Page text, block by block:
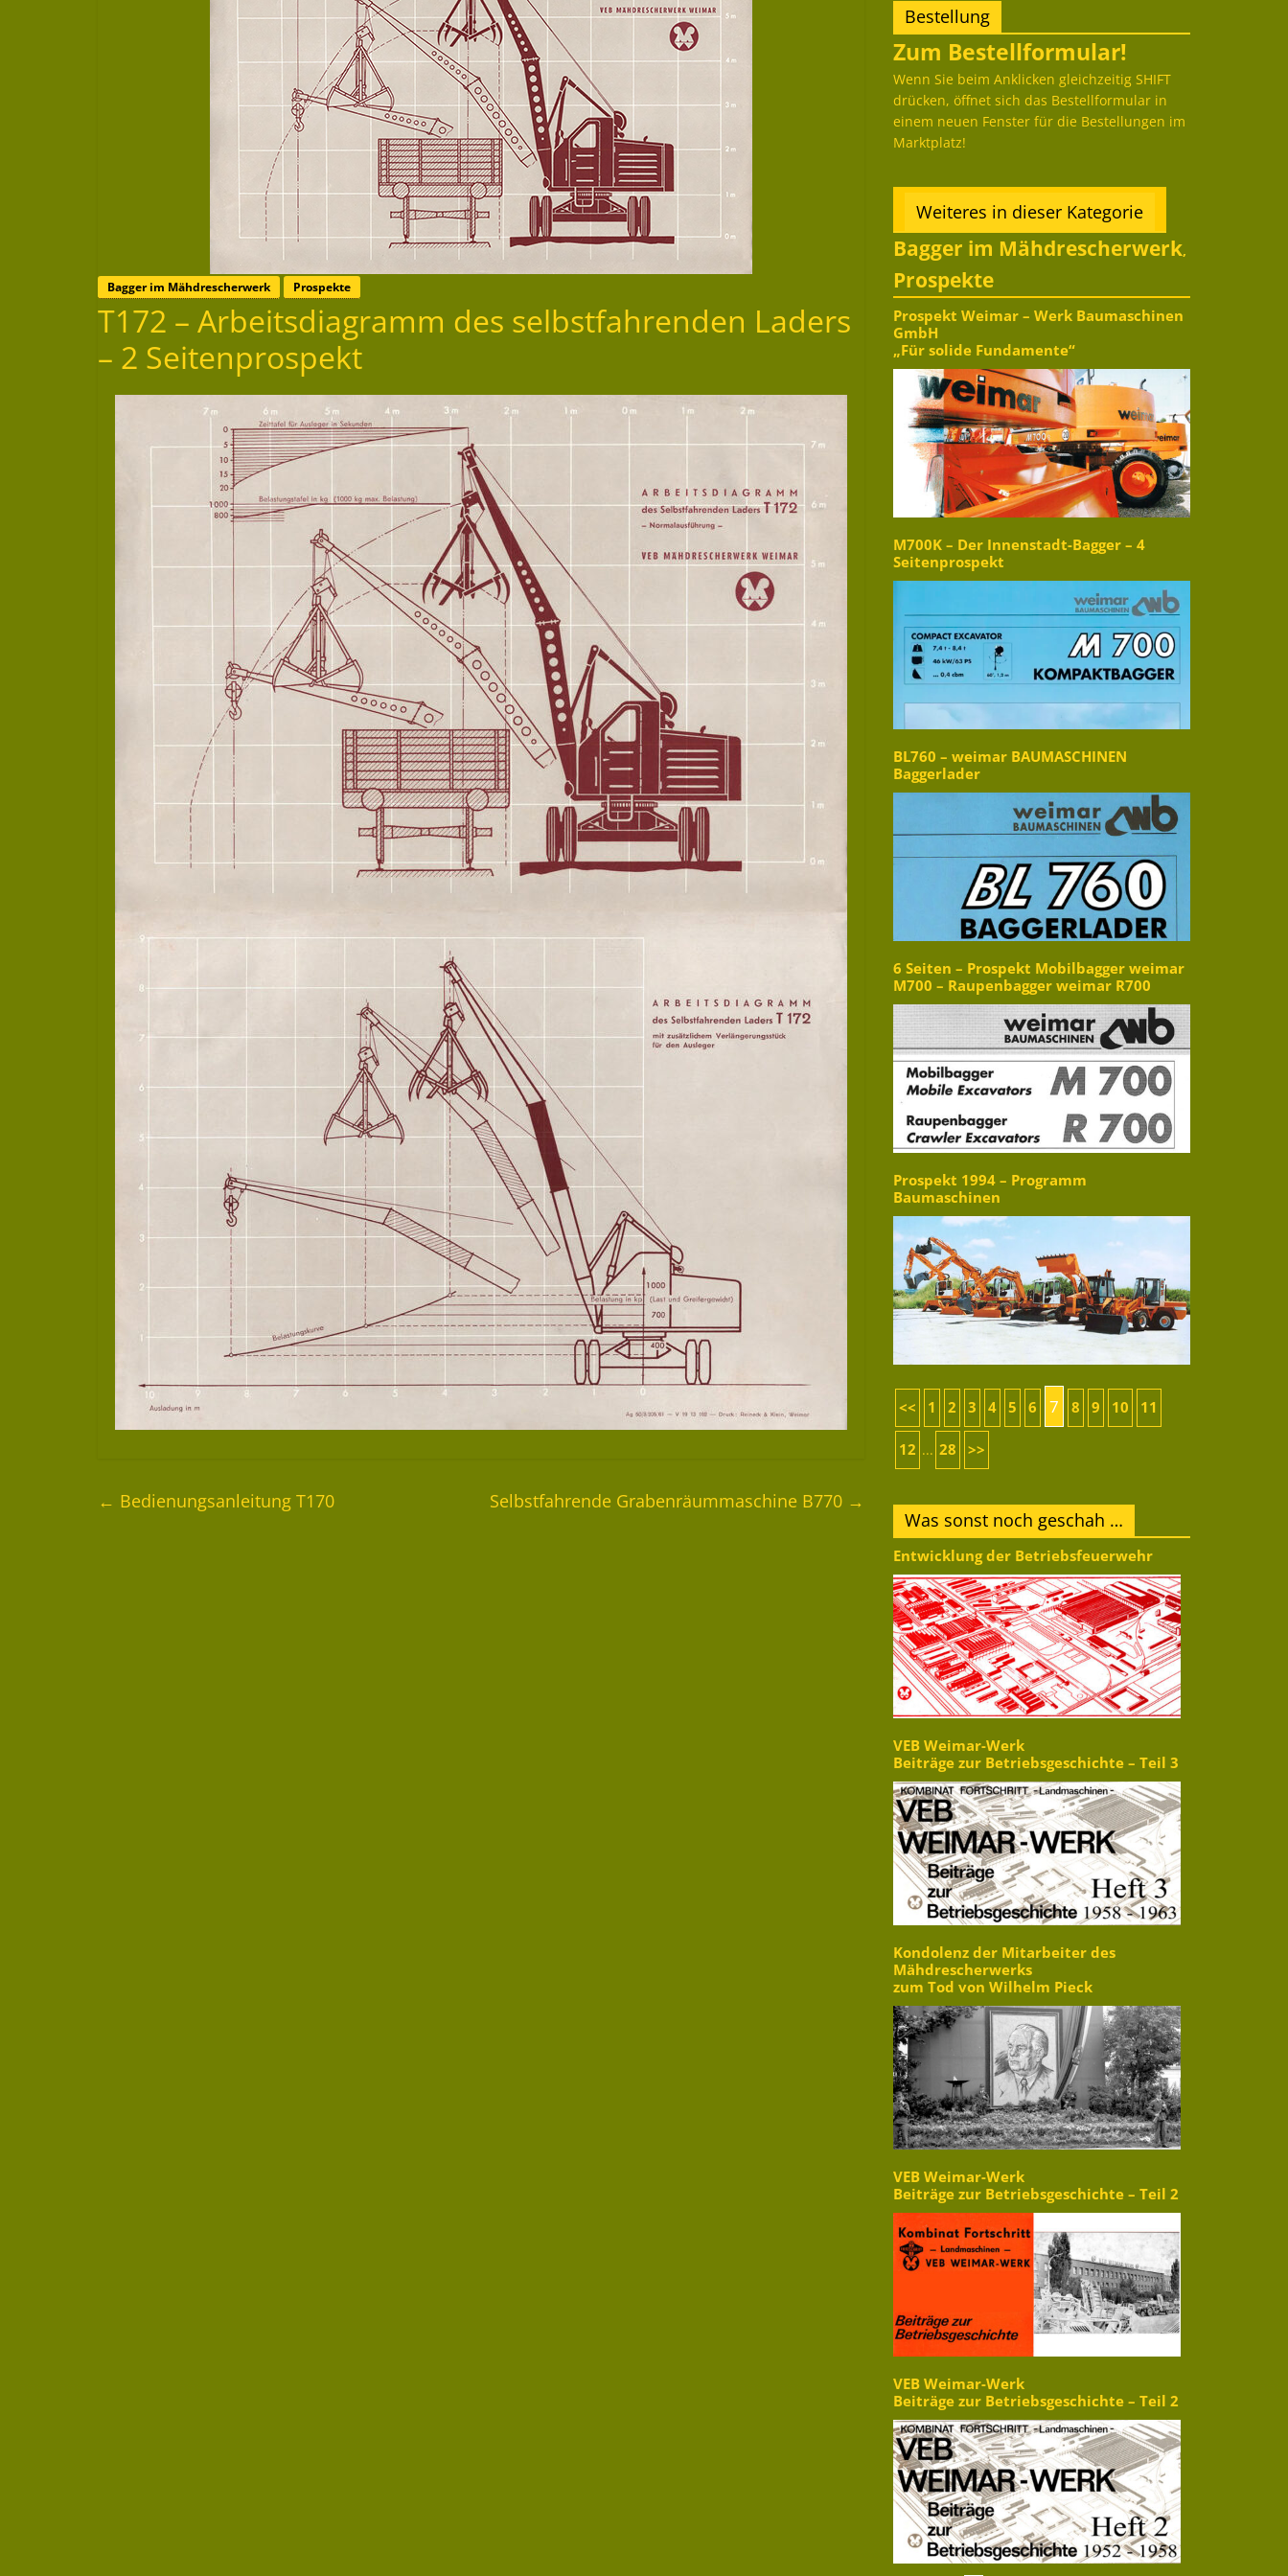
Bagger im Mähdrescherwerk Prospekte
T172 – Arbeitsdiagramm des selbstfahrenden Laders
– 2 Seitenprospekt
← Bedienungsanleitung T170 Selbstfahrende Grabenräummaschine B770 →
Bestellung
Zum Bestellformular!
Wenn Sie beim Anklicken gleichzeitig SHIFT
drücken, öffnet sich das Bestellformular in
einem neuen Fenster für die Bestellungen im
Marktplatz!
Weiteres in dieser Kategorie
Bagger im Mähdrescherwerk,
Prospekte
Prospekt Weimar – Werk Baumaschinen
GmbH
„Für solide Fundamente“
M700K – Der Innenstadt-Bagger – 4
Seitenprospekt
BL760 – weimar BAUMASCHINEN
Baggerlader
6 Seiten – Prospekt Mobilbagger weimar
M700 – Raupenbagger weimar R700
Prospekt 1994 – Programm
Baumaschinen
<< 1 2 3 4 5 6 7 8 9 10 11
12 ... 28 >>
Was sonst noch geschah …
Entwicklung der Betriebsfeuerwehr
VEB Weimar-Werk
Beiträge zur Betriebsgeschichte – Teil 3
Kondolenz der Mitarbeiter des
Mähdrescherwerks
zum Tod von Wilhelm Pieck
VEB Weimar-Werk
Beiträge zur Betriebsgeschichte – Teil 2
VEB Weimar-Werk
Beiträge zur Betriebsgeschichte – Teil 2